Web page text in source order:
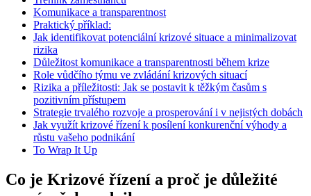
Komunikace a transparentnost
Praktický příklad:
Jak identifikovat potenciální krizové situace a minimalizovat
rizika
Důležitost komunikace a transparentnosti během krize
Role vůdčího týmu ve zvládání krizových situací
Rizika a příležitosti: Jak se postavit k těžkým časům s
pozitivním přístupem
Strategie trvalého rozvoje a prosperování i v nejistých dobách
Jak využít krizové řízení k posílení konkurenční výhody a
růstu vašeho podnikání
To Wrap It Up
Co je Krizové řízení a proč je důležité